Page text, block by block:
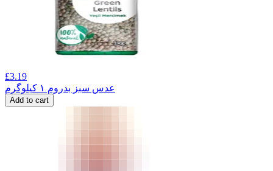
£3.19
عدس سبز بدروم ۱ کیلوگرم
Add to cart